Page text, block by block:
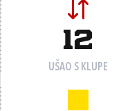
12
UŠAO S KLUPE